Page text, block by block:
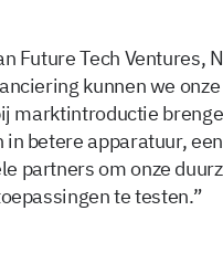
Future Tech Ventures,
kunnen we
marktintroductie
in betere apparatuur,
partners om onze
te testen.”